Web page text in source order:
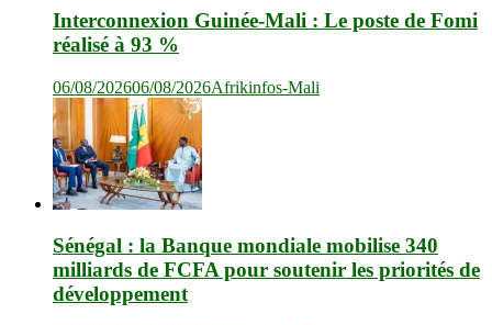
Interconnexion Guinée-Mali : Le poste de Fomi
réalisé à 93 %
06/08/202606/08/2026Afrikinfos-Mali
Sénégal : la Banque mondiale mobilise 340
milliards de FCFA pour soutenir les priorités de
développement